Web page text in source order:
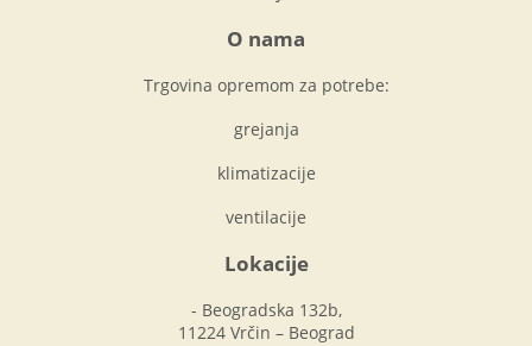
O nama
Trgovina opremom za potrebe:
grejanja
klimatizacije
ventilacije
Lokacije
- Beogradska 132b,
11224 Vrčin – Beograd